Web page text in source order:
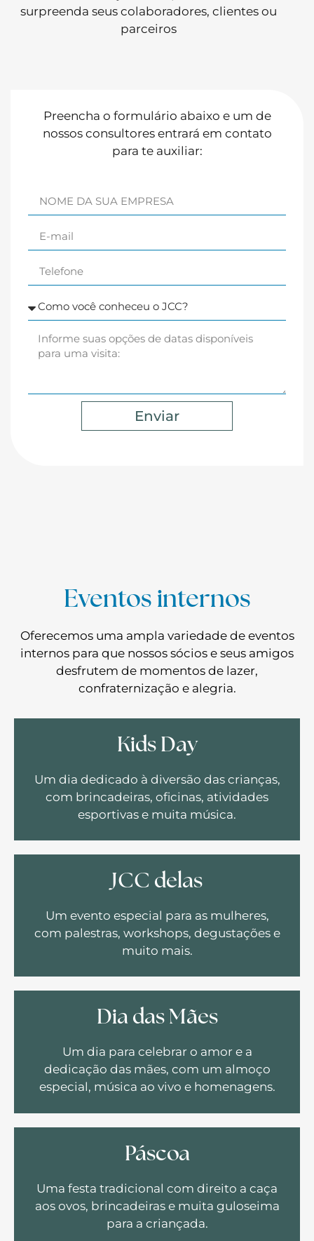
surpreenda seus colaboradores, clientes ou
parceiros
Preencha o formulário abaixo e um de
nossos consultores entrará em contato
para te auxiliar:
Enviar
Eventos internos
Oferecemos uma ampla variedade de eventos
internos para que nossos sócios e seus amigos
desfrutem de momentos de lazer,
confraternização e alegria.
Kids Day
Um dia dedicado à diversão das crianças,
com brincadeiras, oficinas, atividades
esportivas e muita música.
JCC delas
Um evento especial para as mulheres,
com palestras, workshops, degustações e
muito mais.
Dia das Mães
Um dia para celebrar o amor e a
dedicação das mães, com um almoço
especial, música ao vivo e homenagens.
Páscoa
Uma festa tradicional com direito a caça
aos ovos, brincadeiras e muita guloseima
para a criançada.